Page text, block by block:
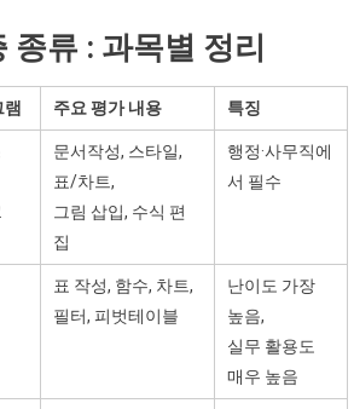
종류 : 과목별 정리
주요 평가 내용 특징
문서작성, 스타일,
표/차트,
그림 삽입, 수식 편
집
행정·사무직에
서 필수
표 작성, 함수, 차트,
필터, 피벗테이블
난이도 가장
높음,
실무 활용도
매우 높음